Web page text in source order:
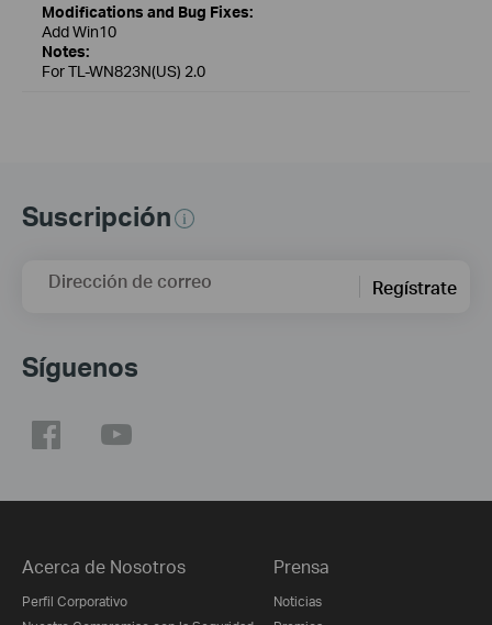
Modifications and Bug Fixes:
Add Win10
Notes:
For TL-WN823N(US) 2.0
Suscripción
Dirección de correo Regístrate
Síguenos
Acerca de Nosotros
Perfil Corporativo
Prensa
Noticias